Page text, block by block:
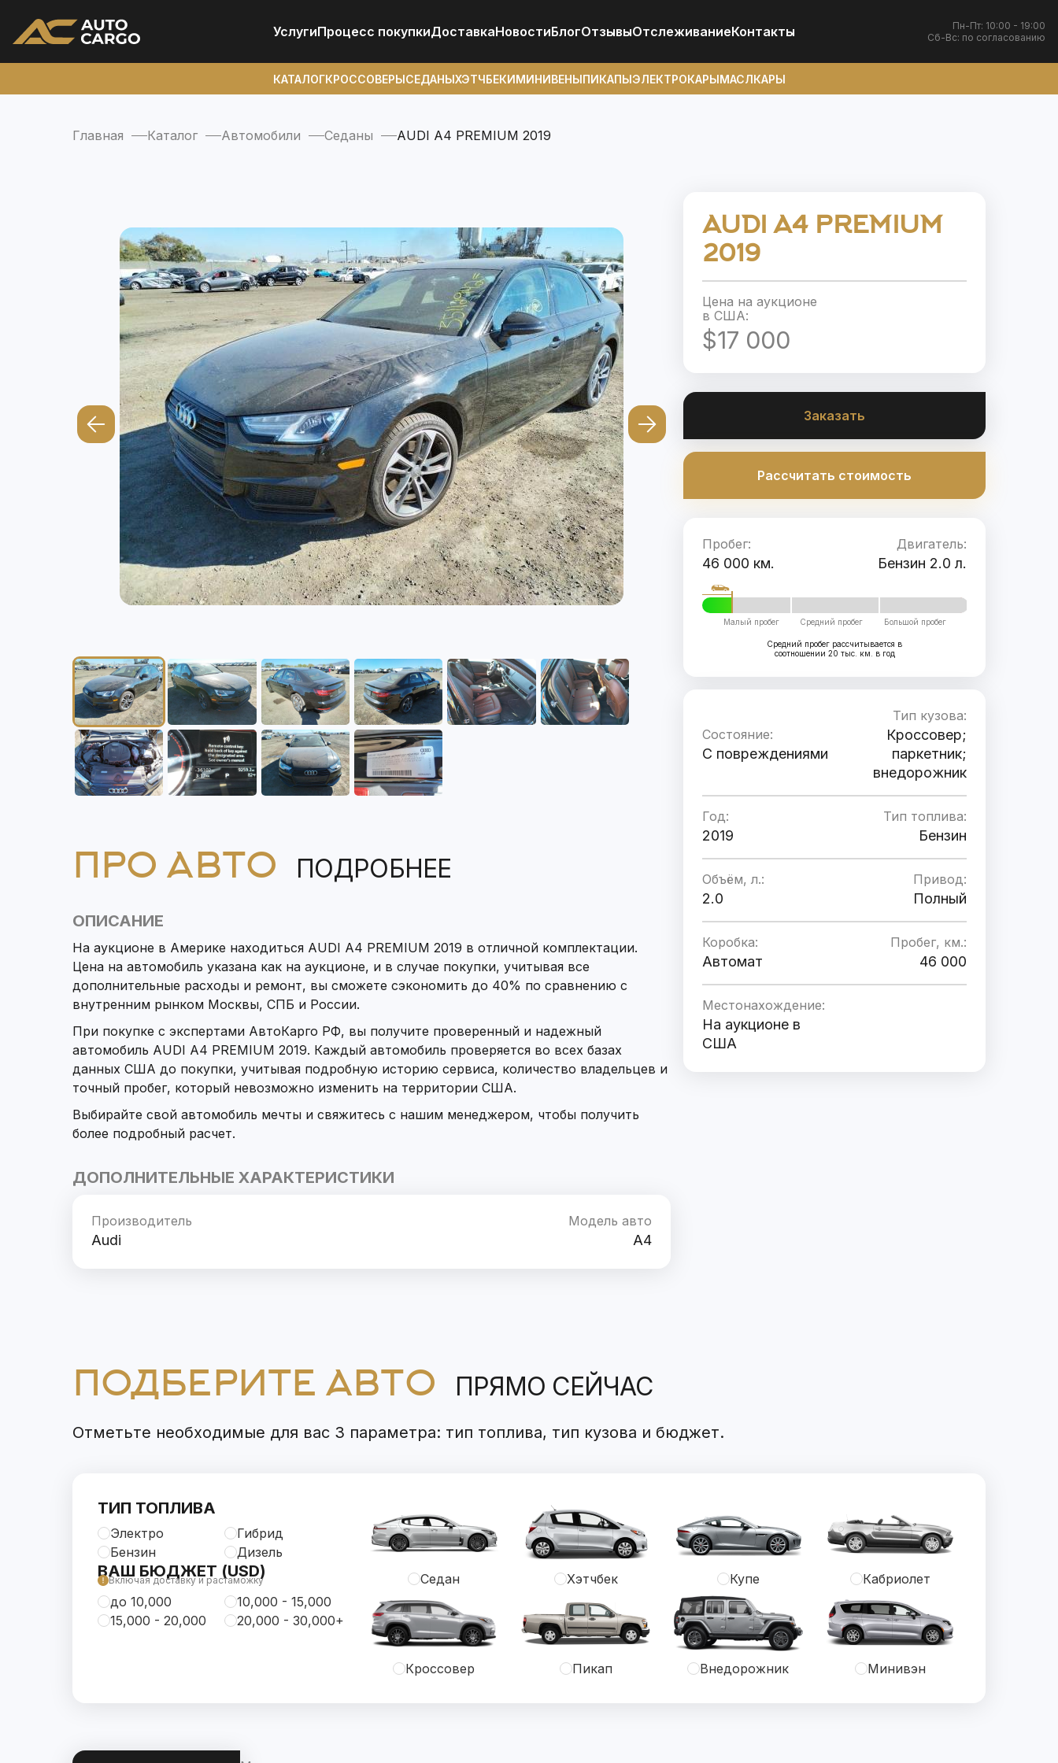
УслугиПроцесс покупкиДоставкаНовостиБлогОтзывыОтcлеживаниеКонтакты
Пн-Пт: 10:00 - 19:00
Сб-Вс: по согласованию
КАТАЛОГКРОССОВЕРЫСЕДАНЫХЭТЧБЕКИМИНИВЕНЫПИКАПЫЭЛЕКТРОКАРЫМАСЛКАРЫ
Главная Каталог Автомобили Седаны AUDI A4 PREMIUM 2019
ПРО АВТО ПОДРОБНЕЕ
ОПИСАНИЕ
На аукционе в Америке находиться AUDI A4 PREMIUM 2019 в отличной комплектации.
Цена на автомобиль указана как на аукционе, и в случае покупки, учитывая все
дополнительные расходы и ремонт, вы сможете сэкономить до 40% по сравнению с
внутренним рынком Москвы, СПБ и России.
При покупке с экспертами АвтоКарго РФ, вы получите проверенный и надежный
автомобиль AUDI A4 PREMIUM 2019. Каждый автомобиль проверяется во всех базах
данных США до покупки, учитывая подробную историю сервиса, количество владельцев и
точный пробег, который невозможно изменить на территории США.
Выбирайте свой автомобиль мечты и свяжитесь с нашим менеджером, чтобы получить
более подробный расчет.
ДОПОЛНИТЕЛЬНЫЕ ХАРАКТЕРИСТИКИ
Производитель
Audi
Модель авто
A4
AUDI A4 PREMIUM
2019
Цена на аукционе
в США:
$17 000
Заказать
Рассчитать стоимость
Пробег:
46 000 км.
Двигатель:
Бензин 2.0 л.
Малый пробег Средний пробег Большой пробег
Средний пробег рассчитывается в
соотношении 20 тыс. км. в год
Состояние:
C повреждениями
Тип кузова:
Кроссовер;
паркетник;
внедорожник
Год:
2019
Тип топлива:
Бензин
Объём, л.:
2.0
Привод:
Полный
Коробка:
Автомат
Пробег, км.:
46 000
Местонахождение:
На аукционе в
США
ПОДБЕРИТЕ АВТО ПРЯМО СЕЙЧАС
Отметьте необходимые для вас 3 параметра: тип топлива, тип кузова и бюджет.
ТИП ТОПЛИВА
Электро
Гибрид
Бензин
Дизель
ВАШ БЮДЖЕТ (USD)
Включая доставку и растаможку
до 10,000
10,000 - 15,000
15,000 - 20,000
20,000 - 30,000+
Седан Хэтчбек Купе Кабриолет
Кроссовер Пикап Внедорожник Минивэн